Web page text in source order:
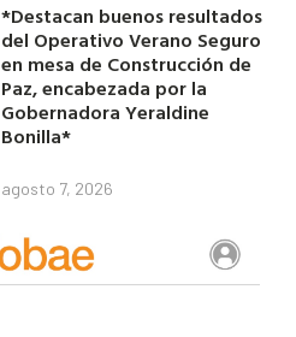
*Destacan buenos resultados
del Operativo Verano Seguro
en mesa de Construcción de
Paz, encabezada por la
Gobernadora Yeraldine
Bonilla*
agosto 7, 2026